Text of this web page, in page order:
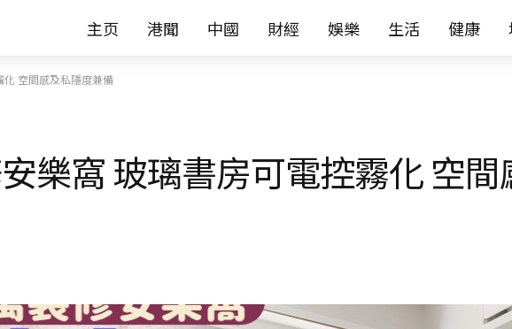
主页 港聞 中國 財經 娛樂 生活 健康
空間感及私隱度兼備
樂窩 玻璃書房可電控霧化 空